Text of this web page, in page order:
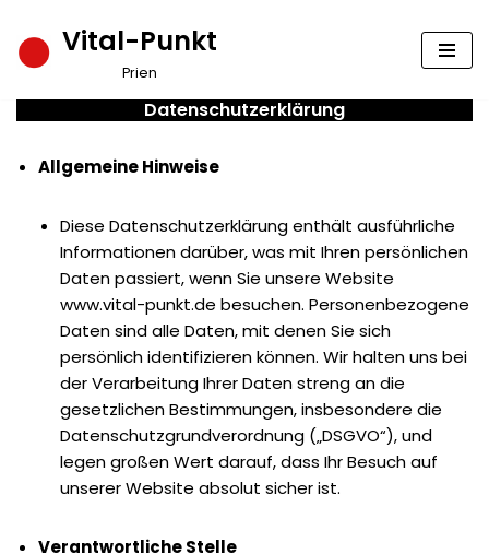
Zum Vital-Punkt
Prien
Datenschutzerklärung
Allgemeine Hinweise
Diese Datenschutzerklärung enthält ausführliche
Informationen darüber, was mit Ihren persönlichen
Daten passiert, wenn Sie unsere Website
www.vital-punkt.de besuchen. Personenbezogene
Daten sind alle Daten, mit denen Sie sich
persönlich identifizieren können. Wir halten uns bei
der Verarbeitung Ihrer Daten streng an die
gesetzlichen Bestimmungen, insbesondere die
Datenschutzgrundverordnung („DSGVO“), und
legen großen Wert darauf, dass Ihr Besuch auf
unserer Website absolut sicher ist.
Verantwortliche Stelle